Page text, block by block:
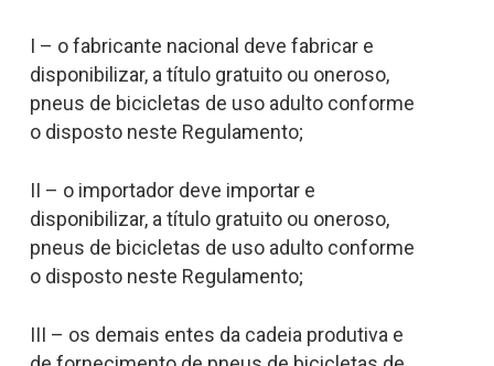
I – o fabricante nacional deve fabricar e
disponibilizar, a título gratuito ou oneroso,
pneus de bicicletas de uso adulto conforme
o disposto neste Regulamento;
II – o importador deve importar e
disponibilizar, a título gratuito ou oneroso,
pneus de bicicletas de uso adulto conforme
o disposto neste Regulamento;
III – os demais entes da cadeia produtiva e